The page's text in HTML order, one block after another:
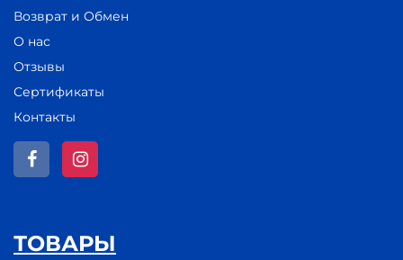
Возврат и Обмен
О нас
Отзывы
Сертификаты
Контакты
ТОВАРЫ